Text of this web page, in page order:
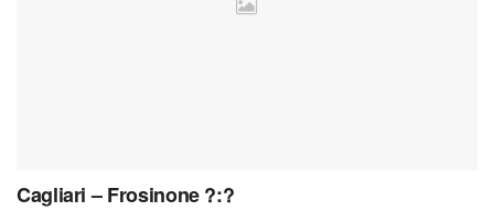
Cagliari – Frosinone ?:?